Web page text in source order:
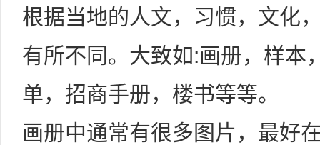
根据当地的人文，习惯，文化
有所不同。大致如:画册，样本
单，招商手册，楼书等等。
画册中通常有很多图片，最好